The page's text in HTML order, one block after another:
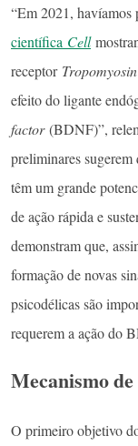
“Em 2021, havíamos
científica Cell
receptor
efeito do ligante
factor(BDNF)”,
preliminares
têm um grande
de ação rápida e
demonstram que,
formação de novas
psicodélicas são
requerem a ação do
Mecanismo de
O primeiro objetivo